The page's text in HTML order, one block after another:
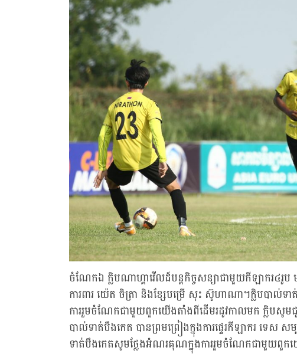
ចំណែកឯ ក្លិបណាហ្គាវើលដ៍បន្តកិច្ចសន្យាជាមួយកីឡាករ៤រូប
ការពារ យ៉េត ចិត្រា និងខ្សែបម្រើ សុះ ស៊ូហាណា។ក្លិបបាល់
ការរួមចំណែកជាមួយពួកយើងតាំងពីដើមរដូវកាលមក ក្លិបសូម
បាល់ទាត់បឹងកេត បានព្រមព្រៀងក្នុងការផ្ទេរកីឡាករ ទេស ស
ទាត់បឹងកេតសូមថ្លែងអំណរគុណក្នុងការរួមចំណែកជាមួយពួ